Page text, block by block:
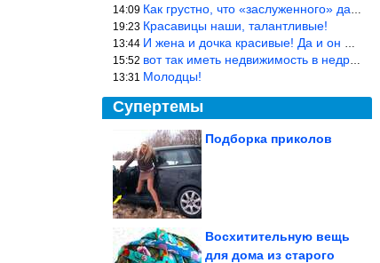
14:09 Как грустно, что «заслуженного» дают не заслуженно, а (чаще) по-
19:23 Красавицы наши, талантливые!
13:44 И жена и дочка красивые! Да и он настоящий мужик!
15:52 вот так иметь недвижимость в недружественных странах Могут забра
13:31 Молодцы!
Супертемы
Подборка приколов
Восхитительную вещь
для дома из старого